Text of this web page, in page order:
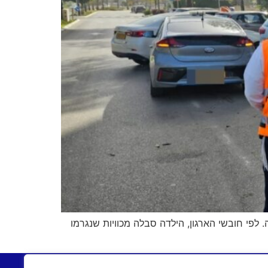
חובשי הארגון, הילדה סבלה מכוויות שנגרמו